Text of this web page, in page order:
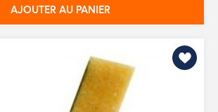
AJOUTER AU PANIER